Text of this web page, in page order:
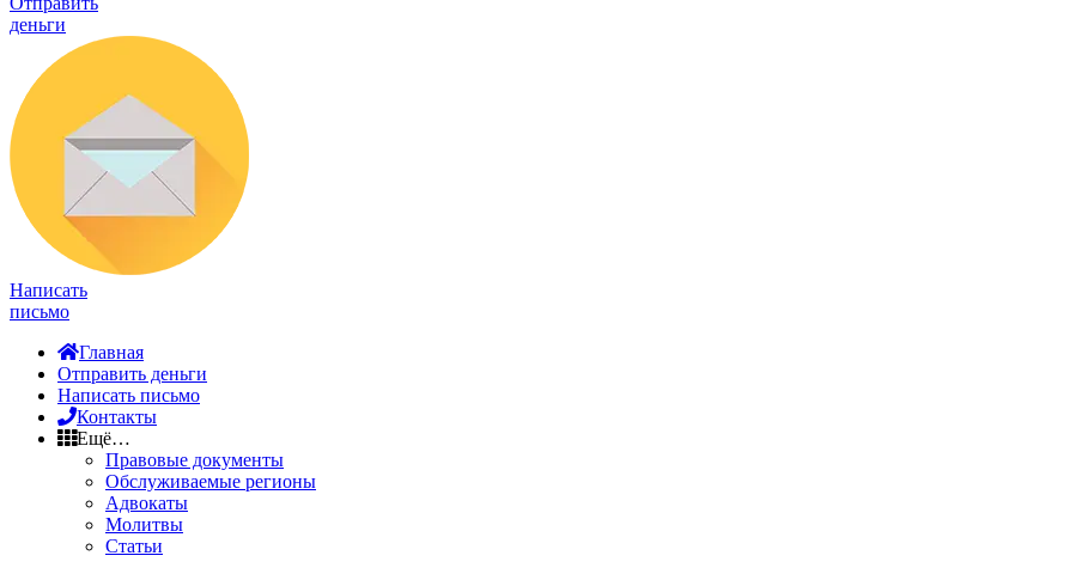
деньги
Написать
письмо
Главная
Отправить деньги
Написать письмо
Контакты
Ещё…
Правовые документы
Обслуживаемые регионы
Адвокаты
Молитвы
Статьи